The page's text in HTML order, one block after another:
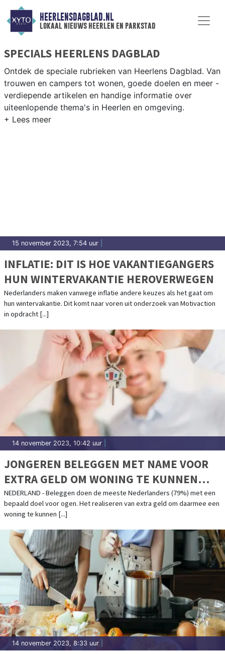
HEERLENSDAGBLAD.NL
lokaal nieuws heerlen en parkstad
SPECIALS HEERLENS DAGBLAD
Ontdek de speciale rubrieken van Heerlens Dagblad. Van
trouwen en campers tot wonen, goede doelen en meer -
verdiepende artikelen en handige informatie over
uiteenlopende thema's in Heerlen en omgeving.
15 november 2023, 7:54 uur
INFLATIE: DIT IS HOE VAKANTIEGANGERS
HUN WINTERVAKANTIE HEROVERWEGEN
Nederlanders maken vanwege inflatie andere keuzes als het gaat om
hun wintervakantie. Dit komt naar voren uit onderzoek van Motivaction
in opdracht [...]
14 november 2023, 10:42 uur
JONGEREN BELEGGEN MET NAME VOOR
EXTRA GELD OM WONING TE KUNNEN
KOPEN
NEDERLAND - Beleggen doen de meeste Nederlanders (79%) met een
bepaald doel voor ogen. Het realiseren van extra geld om daarmee een
woning te kunnen [...]
14 november 2023, 8:33 uur